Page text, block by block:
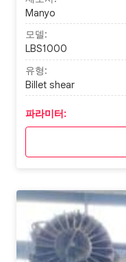
Manyo
모델:
LBS1000
유형:
Billet shear
파라미터: